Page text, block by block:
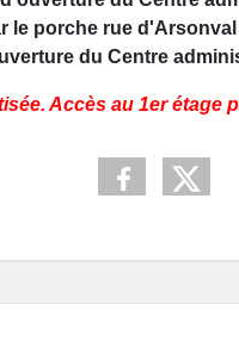
le porche rue
du Centre
Accès au 1er étage